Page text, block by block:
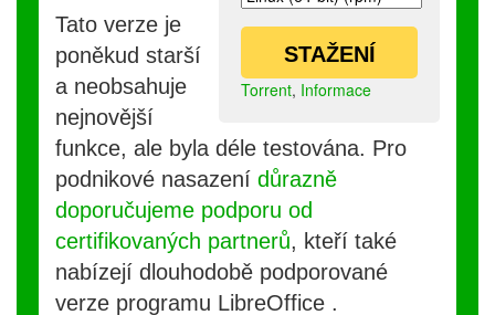
STAŽENÍ
Torrent, Informace
Tato verze je
poněkud starší
a neobsahuje
nejnovější
funkce, ale byla déle testována. Pro
podnikové nasazení důrazně
doporučujeme podporu od
certifikovaných partnerů, kteří také
nabízejí dlouhodobě podporované
verze programu LibreOffice .